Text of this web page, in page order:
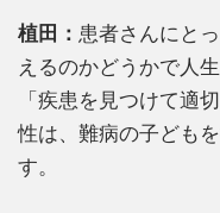
植田： 患者さんにと
えるのかどうかで人
「疾患を見つけて適
性は、難病の子ども
す。